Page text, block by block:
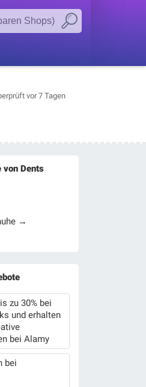
vor 7 Tagen
von Dents
→
zu 30% bei
und erhalten
bei Alamy
bei